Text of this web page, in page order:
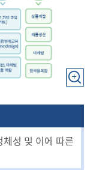
성 및 이에 따른